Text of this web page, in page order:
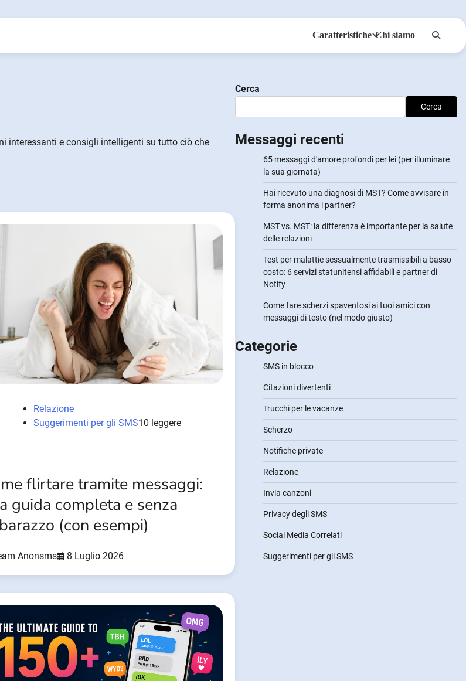
Caratteristiche Chi siamo
interessanti e consigli intelligenti su tutto ciò che
Relazione
Suggerimenti per gli SMS10 leggere
flirtare tramite messaggi:
guida completa e senza
(con esempi)
Anonsms 8 Luglio 2026
Cerca
Cerca
Messaggi recenti
65 messaggi d'amore profondi per lei (per illuminare
la sua giornata)
Hai ricevuto una diagnosi di MST? Come avvisare in
forma anonima i partner?
MST vs. MST: la differenza è importante per la salute
delle relazioni
Test per malattie sessualmente trasmissibili a basso
costo: 6 servizi statunitensi affidabili e partner di
Notify
Come fare scherzi spaventosi ai tuoi amici con
messaggi di testo (nel modo giusto)
Categorie
SMS in blocco
Citazioni divertenti
Trucchi per le vacanze
Scherzo
Notifiche private
Relazione
Invia canzoni
Privacy degli SMS
Social Media Correlati
Suggerimenti per gli SMS